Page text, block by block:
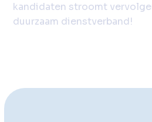
kandidaten stroomt
duurzaam dienstverband!